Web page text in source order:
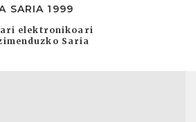
SARIA 1999
elektronikoari
Saria